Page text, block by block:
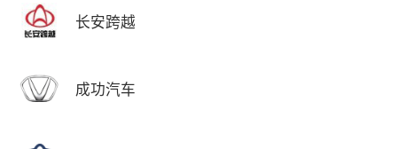
长安跨越
成功汽车